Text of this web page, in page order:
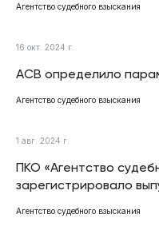
Агентство судебного взыскания
16 окт. 2024 г.
АСВ определило
Агентство судебного взыскания
1 авг. 2024 г.
ПКО «Агентство
зарегистрировало
Агентство судебного взыскания